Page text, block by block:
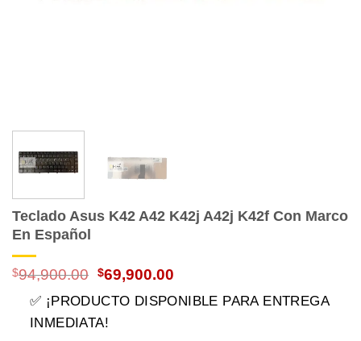
Teclado Asus K42 A42 K42j A42j K42f Con Marco
En Español
$94,900.00 El
original
era:
$69,900.00El
actual
✅ ¡PRODUCTO DISPONIBLE PARA ENTREGA
INMEDIATA!